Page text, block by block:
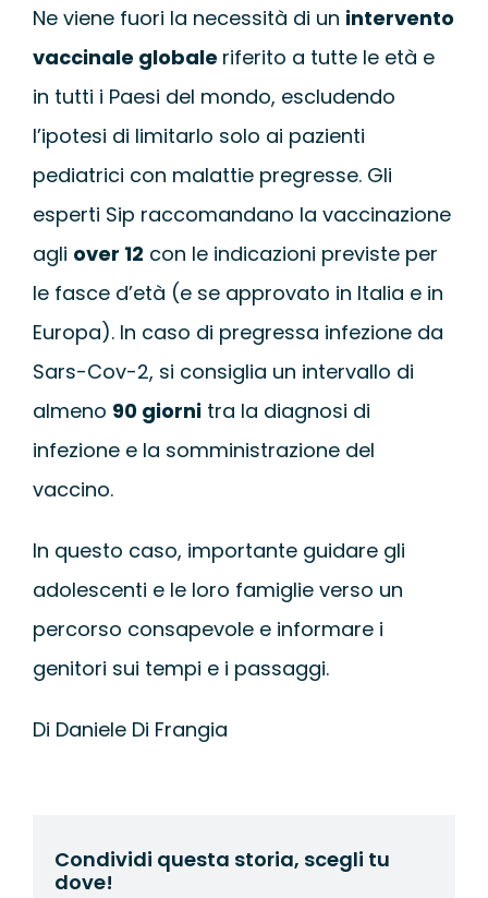
Ne viene fuori la necessità di un intervento
vaccinale globale riferito a tutte le età e
in tutti i Paesi del mondo, escludendo
l’ipotesi di limitarlo solo ai pazienti
pediatrici con malattie pregresse. Gli
esperti Sip raccomandano la vaccinazione
agli over 12 con le indicazioni previste per
le fasce d’età (e se approvato in Italia e in
Europa). In caso di pregressa infezione da
Sars-Cov-2, si consiglia un intervallo di
almeno 90 giornitra la diagnosi di
infezione e la somministrazione del
vaccino.
In questo caso, importante guidare gli
adolescenti e le loro famiglie verso un
percorso consapevole e informare i
genitori sui tempi e i passaggi.
Di Daniele Di Frangia
Condividi questa storia, scegli tu
dove!